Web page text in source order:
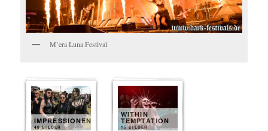
M’era Luna Festival
IMPRESSIONEN
40 BILDER
WITHIN
TEMPTATION
15 BILDER